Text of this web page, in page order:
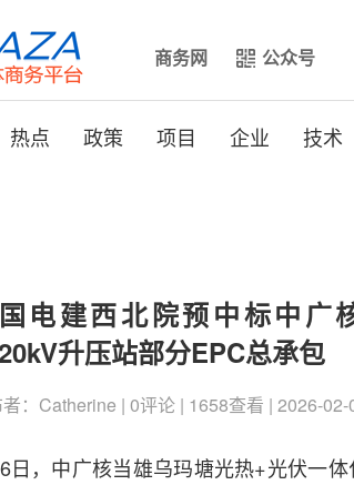
商务网 公众号
热点 政策 项目 企业 技术
电建西北院预中标中广
升压站部分EPC总承包
：Catherine | 0评论 | 1658查看 | 2026-
日，中广核当雄乌玛塘光热+光伏一